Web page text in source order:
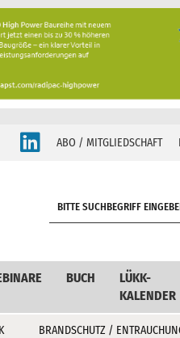
ABO / MITGLIEDSCHAFT
BUCH
LÜKK-
KALENDER
BRANDSCHUTZ /